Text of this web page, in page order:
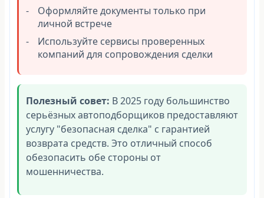
Оформляйте документы только при
личной встрече
Используйте сервисы проверенных
компаний для сопровождения сделки
Полезный совет: В 2025 году большинство
серьёзных автоподборщиков предоставляют
услугу "безопасная сделка" с гарантией
возврата средств. Это отличный способ
обезопасить обе стороны от
мошенничества.